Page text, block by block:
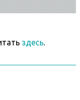
здесь.